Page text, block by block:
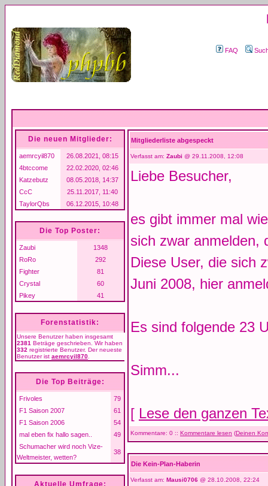
FAQ
Die neuen Mitglieder:
aemrcyil870
26.08.2021, 08:15
4btccome
22.02.2020, 02:46
Katzebutz
08.05.2018, 14:37
CcC
25.11.2017, 11:40
TaylorQbs
06.12.2015, 10:48
Die Top Poster:
Zaubi
1348
RoRo
292
Fighter
81
Crystal
60
Pikey
41
Forenstatistik:
Unsere Benutzer haben insgesamt
2381 Beträge geschrieben. Wir haben
332 registrierte Benutzer. Der neueste
Benutzer ist aemrcyil870
Die Top Beiträge:
Frivoles
79
F1 Saison 2007
61
F1 Saison 2006
54
mal eben fix hallo sagen..
49
Schumacher wird noch Vize-
Weltmeister, wetten?
38
Aktuelle Umfrage:
Mitgliederliste abgespeckt
Verfasst am: Zaubi @ 29.11.2008, 12:08
Liebe Besucher,
es gibt immer mal
sich zwar anmelden,
Diese User, die sich
Juni 2008, hier
Es sind folgende 23
Simm...
[ Lese den ganzen
Kommentare: 0 :: Kommentare lesen (Deinen
Die Kein-Plan-Haberin
Verfasst am: Mausi0706 @ 28.10.2008, 22:24